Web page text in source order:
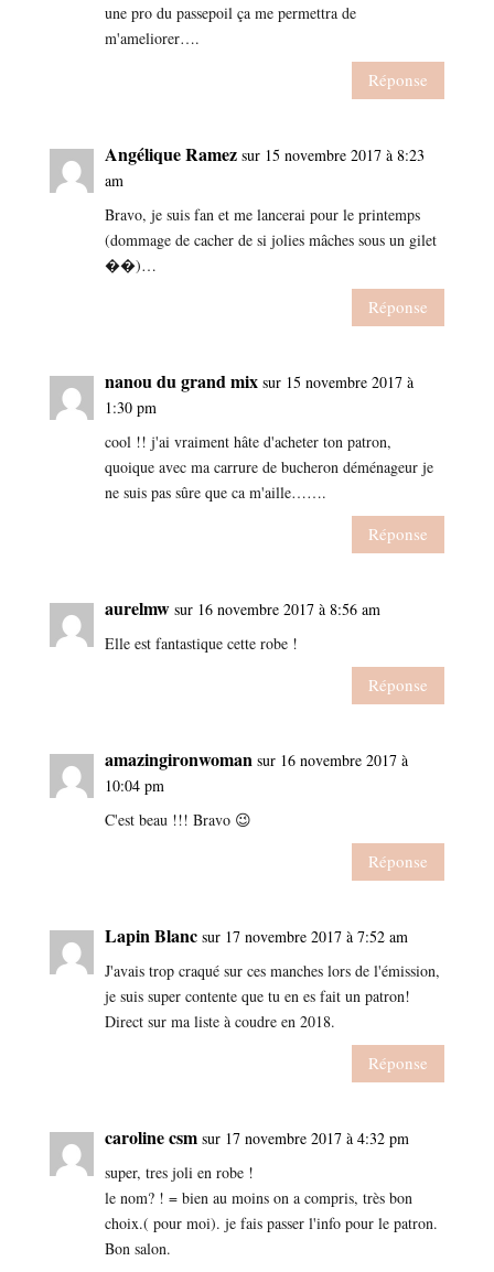
une pro du passepoil ça me permettra de
m'ameliorer….
Réponse
Angélique Ramez sur 15 novembre 2017 à 8:23
am
Bravo, je suis fan et me lancerai pour le printemps
(dommage de cacher de si jolies mâches sous un gilet
��)…
Réponse
nanou du grand mix sur 15 novembre 2017 à
1:30 pm
cool !! j'ai vraiment hâte d'acheter ton patron,
quoique avec ma carrure de bucheron déménageur je
ne suis pas sûre que ca m'aille…….
Réponse
aurelmw sur 16 novembre 2017 à 8:56 am
Elle est fantastique cette robe !
Réponse
amazingironwoman sur 16 novembre 2017 à
10:04 pm
C'est beau !!! Bravo 😉
Réponse
Lapin Blanc sur 17 novembre 2017 à 7:52 am
J'avais trop craqué sur ces manches lors de l'émission,
je suis super contente que tu en es fait un patron!
Direct sur ma liste à coudre en 2018.
Réponse
caroline csm sur 17 novembre 2017 à 4:32 pm
super, tres joli en robe !
le nom? ! = bien au moins on a compris, très bon
choix.( pour moi). je fais passer l'info pour le patron.
Bon salon.